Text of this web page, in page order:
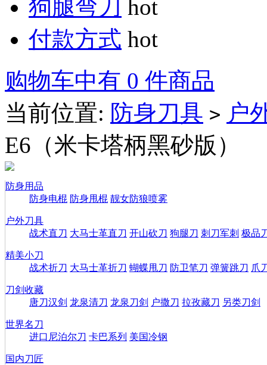
狗腿弯刀 hot
付款方式 hot
购物车中有 0 件商品
当前位置: 防身刀具 > 户
E6（米卡塔柄黑砂版）
防身用品
防身电棍 防身甩棍 靓女防狼喷雾
户外刀具
战术直刀 大马士革直刀 开山砍刀 狗腿刀 刺刀军刺 极品
精美小刀
战术折刀 大马士革折刀 蝴蝶甩刀 防卫笔刀 弹簧跳刀 爪
刀剑收藏
唐刀汉剑 龙泉清刀 龙泉刀剑 户撒刀 拉孜藏刀 另类刀剑
世界名刀
进口尼泊尔刀 卡巴系列 美国冷钢
国内刀匠